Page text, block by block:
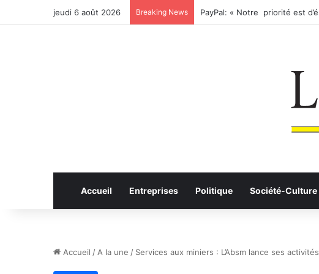
jeudi 6 août 2026 Breaking News
Accueil Entreprises Politique Société-Culture
Accueil / A la une / Services aux miniers : L’Absm lance ses activités